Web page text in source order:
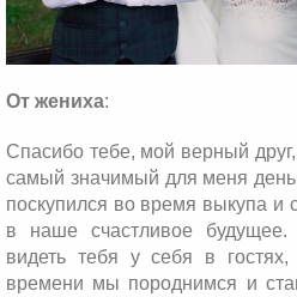
От жениха:
Спасибо тебе, мой верный
самый значимый для меня
поскупился во время выкупа и
в наше счастливое
видеть тебя у себя в
времени мы породнимся и